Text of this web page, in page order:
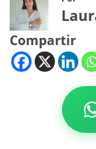
Compartir